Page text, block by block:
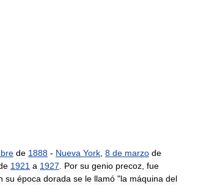
de 1888 - Nueva York 8 de marzo de
1921 a 1927 Por su genio precoz fue
su época dorada se le llamó "la máquina del